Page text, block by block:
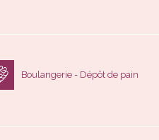
Boulangerie - Dépôt de pain